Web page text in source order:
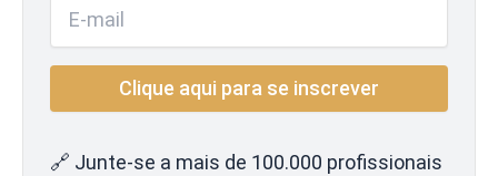
🔗 Junte-se a mais de 100.000 profissionais